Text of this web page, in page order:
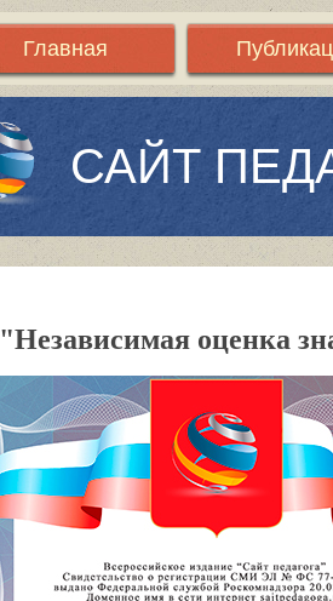
Главная
САЙТ
"Независимая оценка